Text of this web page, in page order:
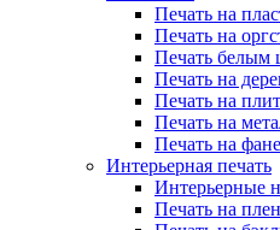
Печать на
Печать на
Печать белым
Печать на
Печать на
Печать на
Печать на
Интерьерная печать
Интерьерные
Печать на